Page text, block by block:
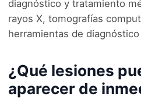
diagnóstico y tratamiento
rayos X, tomografías
herramientas de
¿Qué lesiones
aparecer de